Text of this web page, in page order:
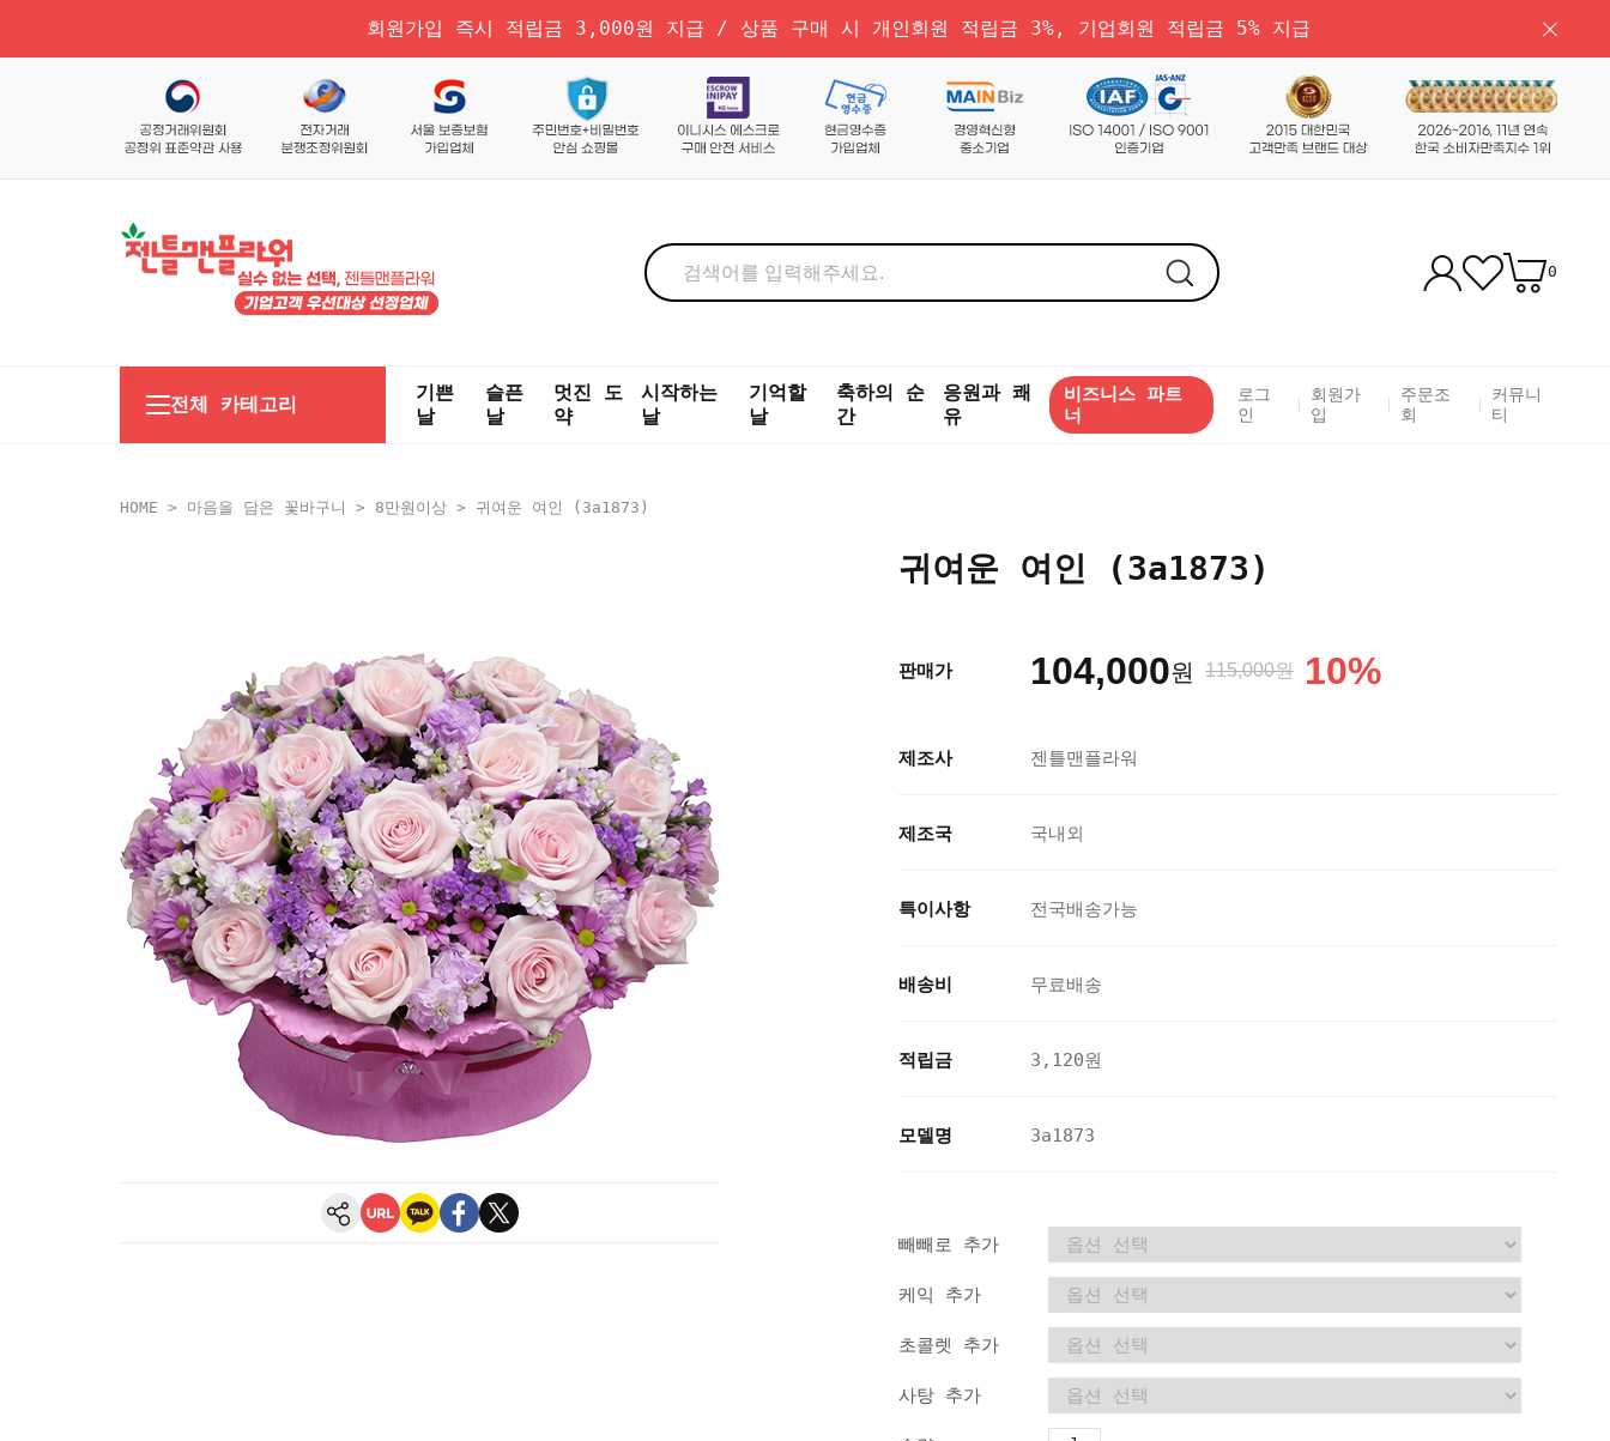
회원가입 즉시 적립금 3,000원 지급 / 상품 구매 시 개인회원 적립금 3%, 기업회원 적립금 5% 지급
0
전체 카테고리
기쁜
날
슬픈
날
멋진 도
약
시작하는
날
기억할
날
축하의 순
간
응원과 쾌
유
비즈니스 파트
너
로그
인
회원가
입
주문조
회
커뮤니
티
HOME > 마음을 담은 꽃바구니 > 8만원이상 > 귀여운 여인 (3a1873)
귀여운 여인 (3a1873)
판매가 104,000원 115,000원 10%
제조사 젠틀맨플라워
제조국 국내외
특이사항 전국배송가능
배송비 무료배송
적립금 3,120원
모델명 3a1873
빼빼로 추가
케익 추가
초콜렛 추가
사탕 추가